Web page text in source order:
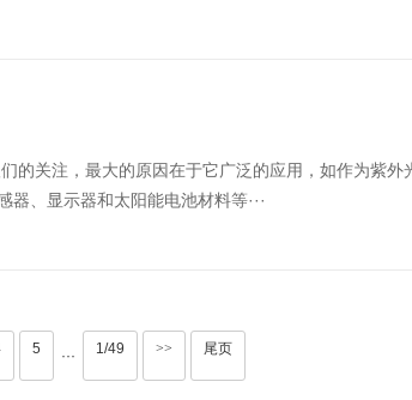
的关注，最大的原因在于它广泛的应用，如作为紫外
、显示器和太阳能电池材料等···
5 ··· 1/49 >> 尾页